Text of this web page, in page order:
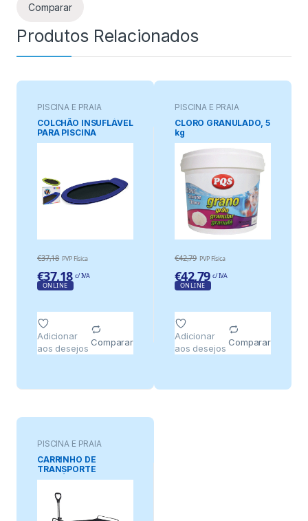
Comparar
Produtos Relacionados
PISCINA E PRAIA
COLCHÃO INSUFLÁVEL
PARA PISCINA
MEDIDAS: 179X94cm
€37,18 PVP Física
€37,18 c/ IVA
ONLINE
Adicionar
aos desejos
Comparar
PISCINA E PRAIA
CLORO GRANULADO, 5
kg
€42,79 PVP Física
€42,79 c/ IVA
ONLINE
Adicionar
aos desejos
Comparar
PISCINA E PRAIA
CARRINHO DE
TRANSPORTE
DOBRÁVEL 200 l / 75